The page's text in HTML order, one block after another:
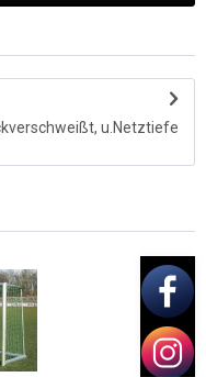
u.Netztiefe